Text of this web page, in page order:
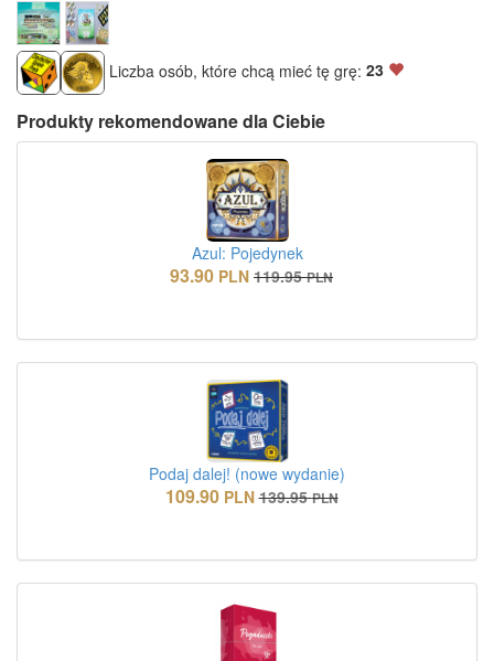
Liczba osób, które chcą mieć tę grę: 23
Produkty rekomendowane dla Ciebie
Azul: Pojedynek
93.90 PLN 119.95 PLN
Podaj dalej! (nowe wydanie)
109.90 PLN 139.95 PLN